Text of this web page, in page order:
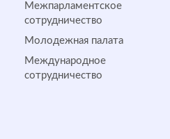
Межпарламентское
сотрудничество
Молодежная палата
Международное
сотрудничество